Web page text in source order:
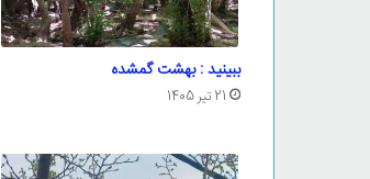
ببینید : بهشت گمشده
21 تیر 1405